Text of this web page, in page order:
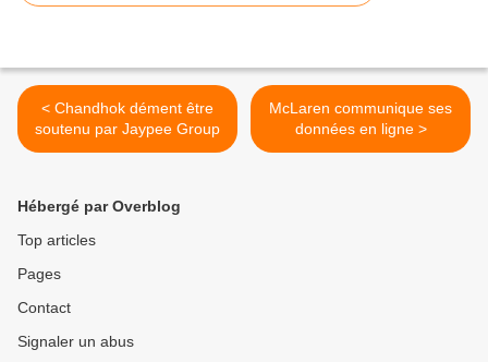
< Chandhok dément être
soutenu par Jaypee Group
McLaren communique ses
données en ligne >
Hébergé par Overblog
Top articles
Pages
Contact
Signaler un abus